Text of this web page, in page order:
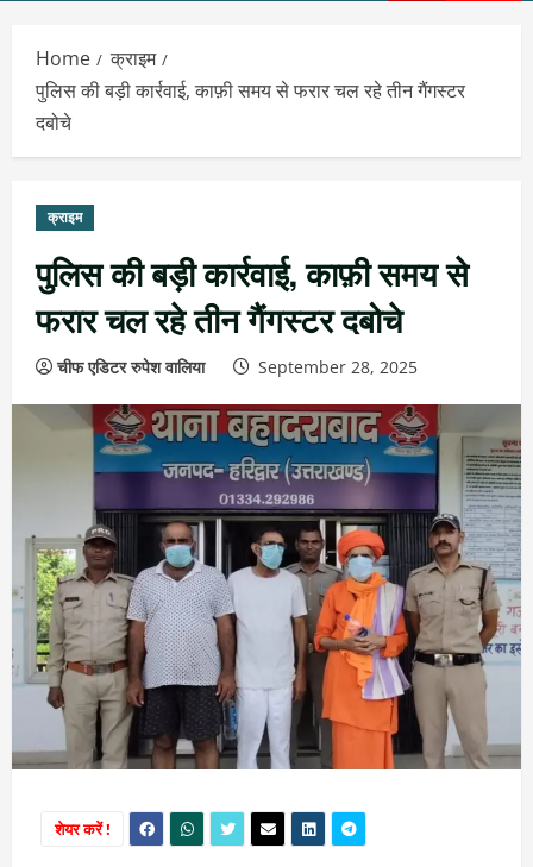
Home
क्राइम
पुलिस की बड़ी कार्रवाई, काफ़ी समय से फरार चल रहे तीन गैंगस्टर
दबोचे
क्राइम
पुलिस की बड़ी कार्रवाई, काफ़ी समय से
फरार चल रहे तीन गैंगस्टर दबोचे
चीफ एडिटर रुपेश वालिया September 28, 2025
शेयर करें !